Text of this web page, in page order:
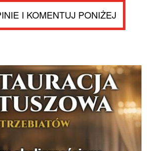
I KOMENTUJ PONIŻEJ